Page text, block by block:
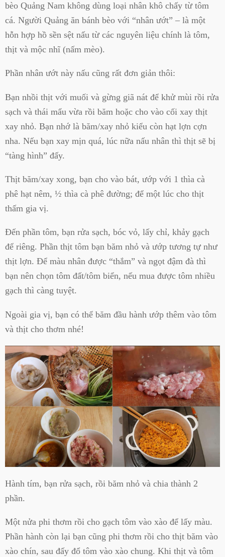
bèo Quảng Nam không dùng loại nhân khô chấy từ tôm
cá. Người Quảng ăn bánh bèo với “nhân ướt” – là một
hỗn hợp hồ sền sệt nấu từ các nguyên liệu chính là tôm,
thịt và mộc nhĩ (nấm mèo).
Phần nhân ướt này nấu cũng rất đơn giản thôi:
Bạn nhồi thịt với muối và gừng giã nát để khử mùi rồi rửa
sạch và thái mẩu vừa rồi băm hoặc cho vào cối xay thịt
xay nhỏ. Bạn nhớ là băm/xay nhỏ kiểu còn hạt lợn cợn
nha. Nếu bạn xay mịn quá, lúc nữa nấu nhân thì thịt sẽ bị
“tàng hình” đấy.
Thịt băm/xay xong, bạn cho vào bát, ướp với 1 thìa cà
phê hạt nêm, ½ thìa cà phê đường; để một lúc cho thịt
thấm gia vị.
Đến phần tôm, bạn rửa sạch, bóc vỏ, lấy chỉ, khảy gạch
để riêng. Phần thịt tôm bạn băm nhỏ và ướp tương tự như
thịt lợn. Để màu nhân được “thắm” và ngọt đậm đà thì
bạn nên chọn tôm đất/tôm biển, nếu mua được tôm nhiều
gạch thì càng tuyệt.
Ngoài gia vị, bạn có thể băm đầu hành ướp thêm vào tôm
và thịt cho thơm nhé!
Hành tím, bạn rửa sạch, rồi băm nhỏ và chia thành 2
phần.
Một nửa phi thơm rồi cho gạch tôm vào xào để lấy màu.
Phần hành còn lại bạn cũng phi thơm rồi cho thịt băm vào
xào chín, sau đấy đổ tôm vào xào chung. Khi thịt và tôm